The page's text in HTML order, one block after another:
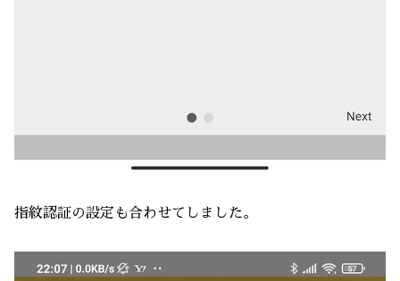
指紋認証の設定も合わせてしました。